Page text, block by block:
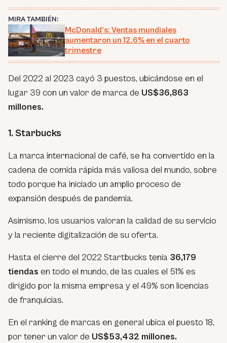
MIRA TAMBIÉN:
McDonald’s: Ventas mundiales
aumentaron un 12.6% en el cuarto
trimestre
Del 2022 al 2023 cayó 3 puestos, ubicándose en el
lugar 39 con un valor de marca de US$36,863
millones.
1. Starbucks
La marca internacional de café, se ha convertido en la
cadena de comida rápida más valiosa del mundo, sobre
todo porque ha iniciado un amplio proceso de
expansión después de pandemia.
Asimismo, los usuarios valoran la calidad de su servicio
y la reciente digitalización de su oferta.
Hasta el cierre del 2022 Startbucks tenía 36,179
tiendas en todo el mundo, de las cuales el 51% es
dirigido por la misma empresa y el 49% son licencias
de franquicias.
En el ranking de marcas en general ubica el puesto 18,
por tener un valor de US$53,432 millones.